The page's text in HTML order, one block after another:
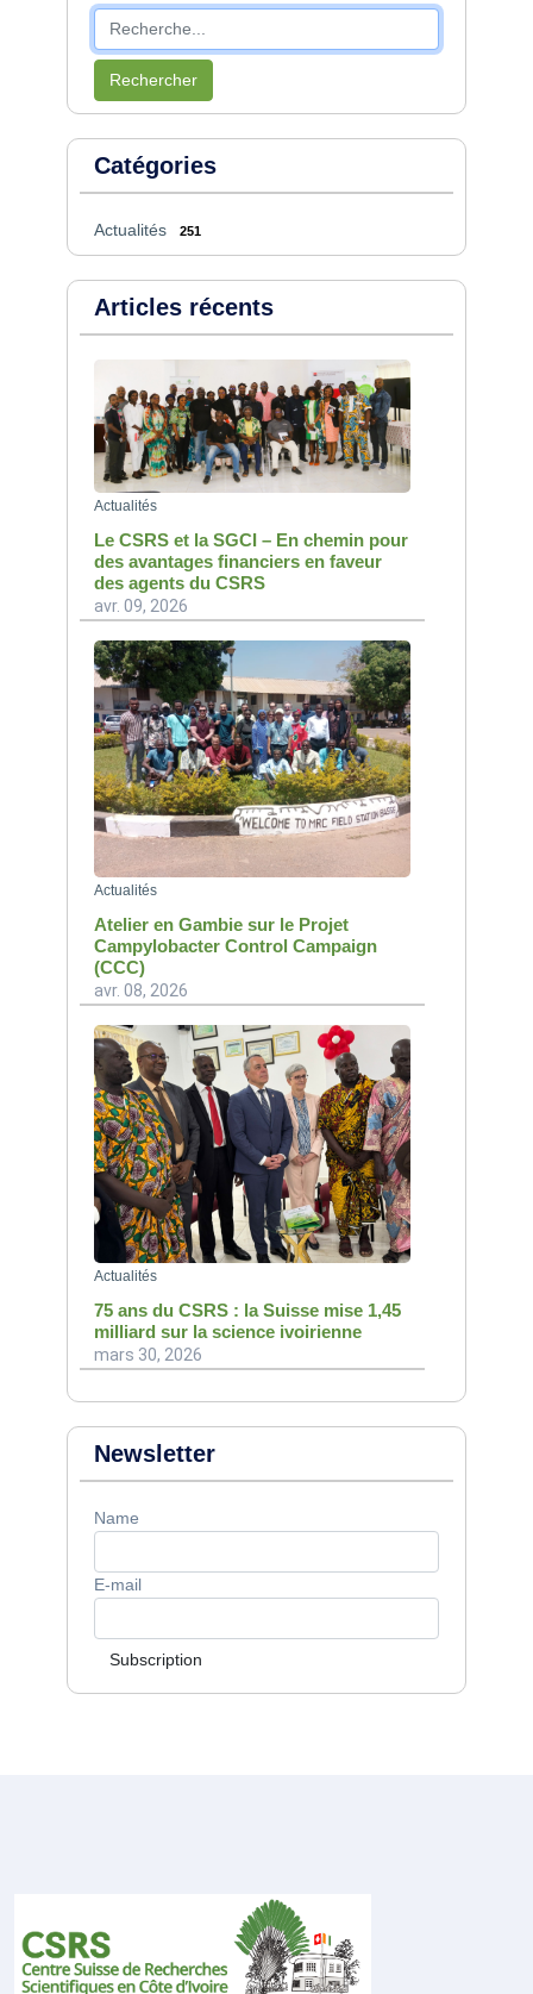
Rechercher
Catégories
Actualités 251
Articles récents
Actualités
Le CSRS et la SGCI – En chemin pour
des avantages financiers en faveur
des agents du CSRS
avr. 09, 2026
Actualités
Atelier en Gambie sur le Projet
Campylobacter Control Campaign
(CCC)
avr. 08, 2026
Actualités
75 ans du CSRS : la Suisse mise 1,45
milliard sur la science ivoirienne
mars 30, 2026
Newsletter
Name
E-mail
Subscription